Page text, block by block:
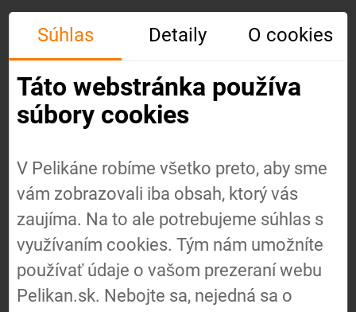
Úvod
O nás
Súhlas Detaily O cookies
Táto webstránka používa
súbory cookies
V Pelikáne robíme všetko preto, aby sme
vám zobrazovali iba obsah, ktorý vás
zaujíma. Na to ale potrebujeme súhlas s
využívaním cookies. Tým nám umožníte
používať údaje o vašom prezeraní webu
Pelikan.sk. Nebojte sa, nejedná sa o